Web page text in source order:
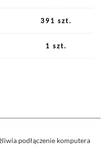
391 szt.
1 szt.
podłączenie komputera